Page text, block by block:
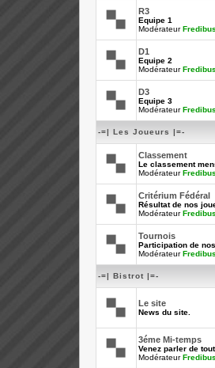
R3
Equipe 1
ModérateurFredibus
D1
Equipe 2
ModérateurFredibus
D3
Equipe 3
ModérateurFredibus
-=| Les Joueurs |=-
Classement
Le classement
ModérateurFredibus
Critérium Fédéral
Résultat de nos
ModérateurFredibus
Tournois
Participation de
ModérateurFredibus
-=| Bistrot |=-
Le site
News du site.
3éme Mi-temps
Venez parler de
ModérateurFredibus